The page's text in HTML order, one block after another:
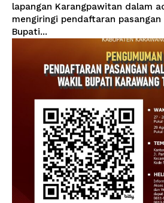
lapangan Karangpawitan dalam
mengiringi pendaftaran
Bupati...